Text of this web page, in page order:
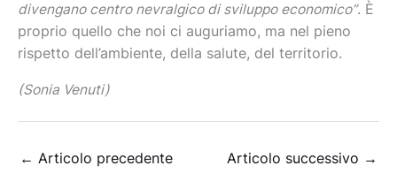
divengano centro nevralgico di sviluppo economico”. È
proprio quello che noi ci auguriamo, ma nel pieno
rispetto dell’ambiente, della salute, del territorio.
(Sonia Venuti)
← Articolo precedente Articolo successivo →